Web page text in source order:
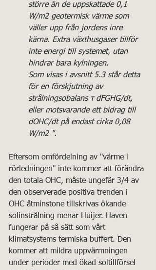
större än de uppskattade 0,1
W/m2 geotermisk värme som
väller upp från jordens inre
kärna. Extra växthusgaser tillför
inte energi till systemet, utan
hindrar bara kylningen.
Som visas i avsnitt 5.3 står detta
för en förskjutning av
strålningsobalans τ dFGHG/dt,
eller motsvarande ett bidrag till
dOHC/dt på endast cirka 0,08
W/m2 ".
Eftersom omfördelning av "värme i
rörledningen" inte kommer att förändra
den totala OHC, måste ungefär 3/4 av
den observerade positiva trenden i
OHC åtminstone tillskrivas ökande
solinstrålning menar Huijer. Haven
fungerar på så sätt som vårt
klimatsystems termiska buffert. Den
kommer att mildra uppvärmningen
under perioder med ökad soltillförsel